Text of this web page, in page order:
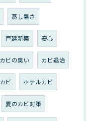
蒸し暑さ
戸建新築 安心
カビの臭い カビ退治
ビ ホテルカビ
夏のカビ対策